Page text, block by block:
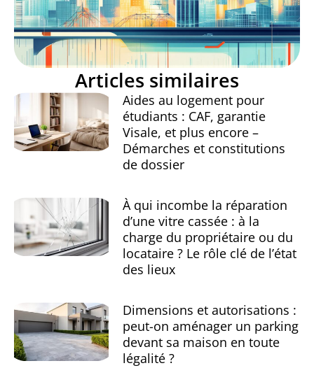
Articles similaires
Aides au logement pour
étudiants : CAF, garantie
Visale, et plus encore –
Démarches et constitutions
de dossier
À qui incombe la réparation
d’une vitre cassée : à la
charge du propriétaire ou du
locataire ? Le rôle clé de l’état
des lieux
Dimensions et autorisations :
peut-on aménager un parking
devant sa maison en toute
légalité ?